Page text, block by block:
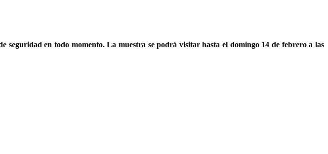
seguridad en todo momento. La muestra se podrá visitar hasta el domingo 14 de febrero a las